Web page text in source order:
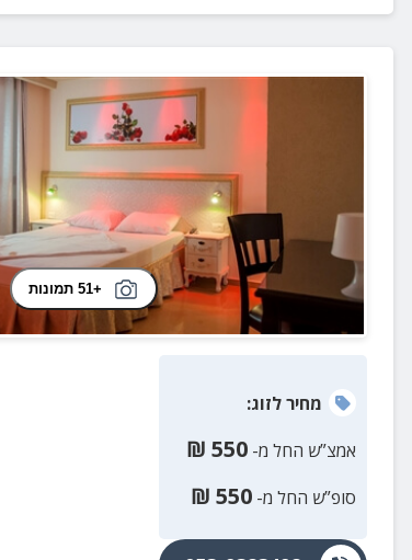
+51 תמונות
מחירלזוג:
אמצ”ש החל מ- 550
₪
סופ”ש החל מ- 550
₪